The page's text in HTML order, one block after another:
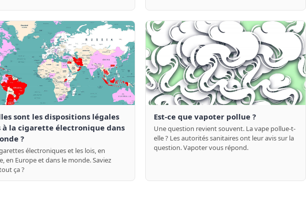
sont les dispositions légales
à la cigarette électronique dans
?
électroniques et les lois, en
en Europe et dans le monde. Saviez
ça ?
Est-ce que vapoter pollue ?
Une question revient souvent. La vape pollue-t-
elle ? Les autorités sanitaires ont leur avis sur la
question. Vapoter vous répond.